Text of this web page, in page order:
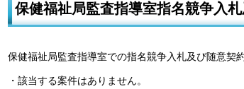
保健福祉局監査指導室指名競争入
保健福祉局監査指導室での指名競争入札及び随意契
・該当する案件はありません。